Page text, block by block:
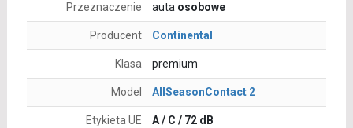
Przeznaczenie auta osobowe
Producent Continental
Klasa premium
Model AllSeasonContact 2
Etykieta UE A / C / 72 dB